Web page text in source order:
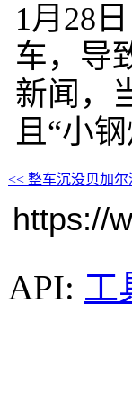
1月28
车，导
新闻，
且“小
<< 整车沉没贝加
https://
工